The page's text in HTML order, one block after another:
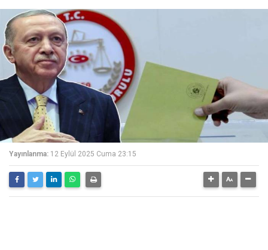
Yayınlanma: 12 Eylül 2025 Cuma 23:15